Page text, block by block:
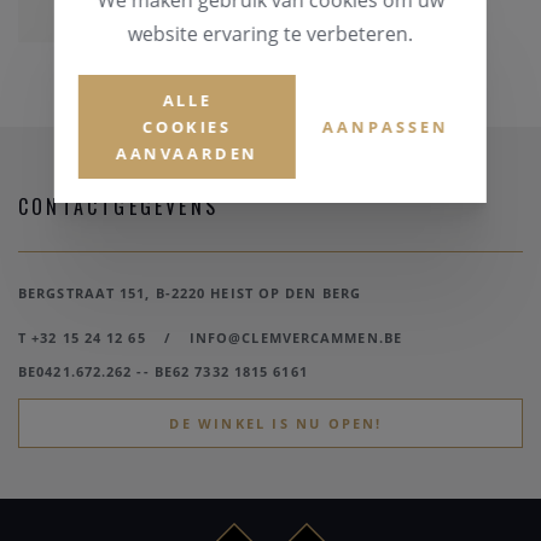
CONTACTGEGEVENS
BERGSTRAAT 151, B-2220 HEIST OP DEN BERG
T +32 15 24 12 65 /
INFO@CLEMVERCAMMEN.BE
BE0421.672.262 -- BE62 7332 1815 6161
DE WINKEL IS NU OPEN!
website ervaring te verbeteren.
ALLE
COOKIES
AANVAARDEN
AANPASSEN